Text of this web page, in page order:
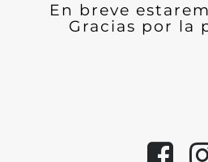
En breve
Gracias por la